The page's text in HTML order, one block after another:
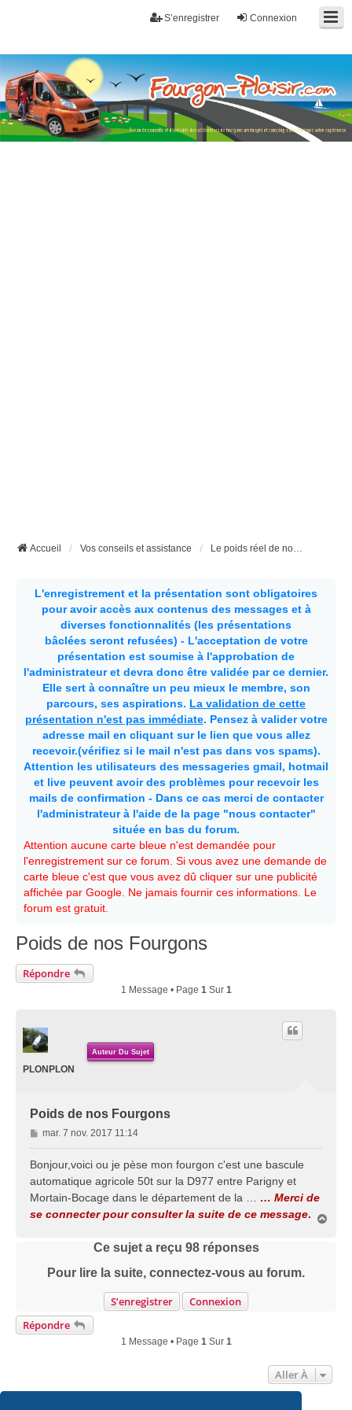
Connexion
S’enregistrer
Fourgon-plaisir.com
Forum de conseils et d'entraide des utilisateurs de fourgons, fourgons
aménagés, vans et de camping-car. Partagez votre expérience.
Accueil Vos conseils et assistance Le poids réel de nos fourgons
L'enregistrement et la présentation sont obligatoires
pour avoir accès aux contenus des messages et à
diverses fonctionnalités (les présentations
bâclées seront refusées) - L'acceptation de votre
présentation est soumise à l'approbation de
l'administrateur et devra donc être validée par ce dernier.
Elle sert à connaître un peu mieux le membre, son
parcours, ses aspirations. La validation de cette
présentation n'est pas immédiate. Pensez à valider votre
adresse mail en cliquant sur le lien que vous allez
recevoir.(vérifiez si le mail n'est pas dans vos spams).
Attention les utilisateurs des messageries gmail, hotmail
et live peuvent avoir des problèmes pour recevoir les
mails de confirmation - Dans ce cas merci de contacter
l'administrateur à l'aide de la page "nous contacter"
située en bas du forum.
Attention aucune carte bleue n'est demandée pour
l'enregistrement sur ce forum. Si vous avez une demande de
carte bleue c'est que vous avez dû cliquer sur une publicité
affichée par Google. Ne jamais fournir ces informations. Le
forum est gratuit.
Poids de nos Fourgons
Répondre
1 Message • Page 1Sur 1
Auteur Du Sujet
PLONPLON
Poids de nos Fourgons
M
e
a
g
e
mar. 7 nov. 2017 11:14
Bonjour,voici ou je pèse mon fourgon c'est une bascule
automatique agricole 50t sur la D977 entre Parigny et
Mortain-Bocage dans le département de la …
… Merci de
se connecter pour consulter la suite de ce message.
Ce sujet a reçu 98réponses
Pour lire la suite, connectez-vous au forum.
S’enregistrer
Connexion
Répondre
1 Message • Page 1 Sur 1
Aller À